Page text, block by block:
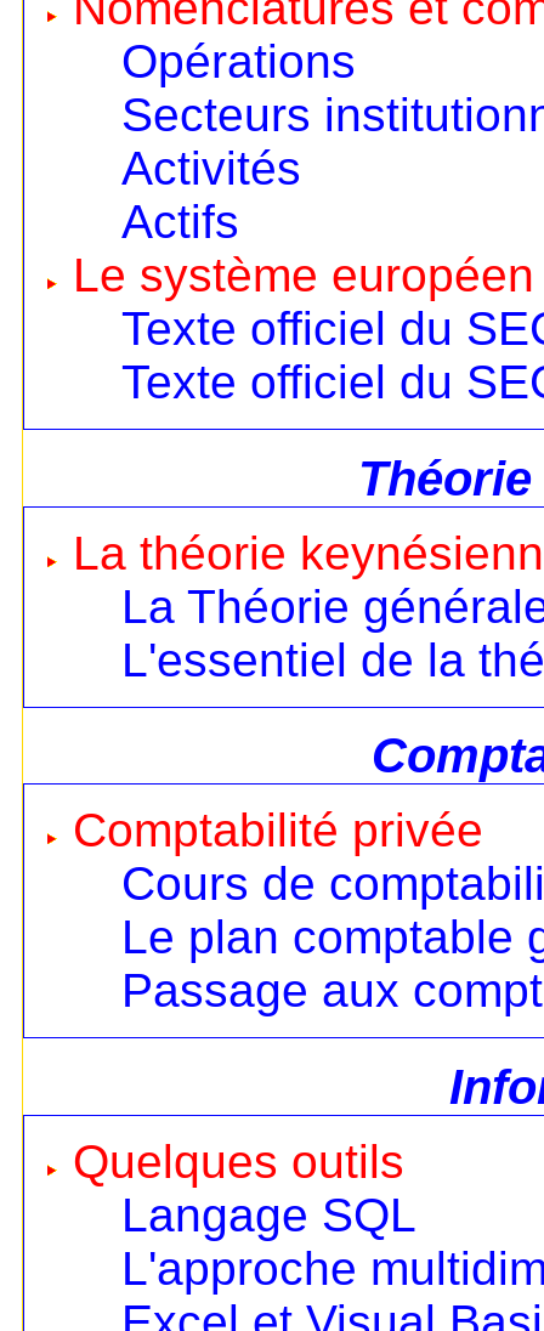
Opérations
Secteurs
Activités
Actifs
Le système
Texte officiel du
Texte officiel du
La théorie
La Théorie
L'essentiel de la
Comptabilité privée
Cours de
Le plan comptable
Passage aux
Quelques outils
Langage SQL
L'approche